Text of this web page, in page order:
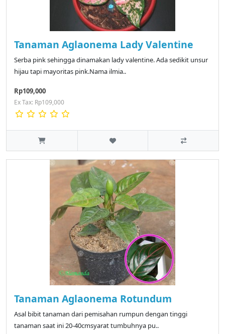
Tanaman Aglaonema Lady Valentine
Serba pink sehingga dinamakan lady valentine. Ada sedikit unsur
hijau tapi mayoritas pink.Nama ilmia..
Rp109,000
Ex Tax: Rp109,000
Tanaman Aglaonema Rotundum
Asal bibit tanaman dari pemisahan rumpun dengan tinggi
tanaman saat ini 20-40cmsyarat tumbuhnya pu..